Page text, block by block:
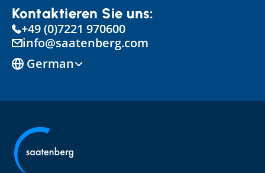
Kontaktieren Sie uns:
+49 (0)7221 970600
info@saatenberg.com
German